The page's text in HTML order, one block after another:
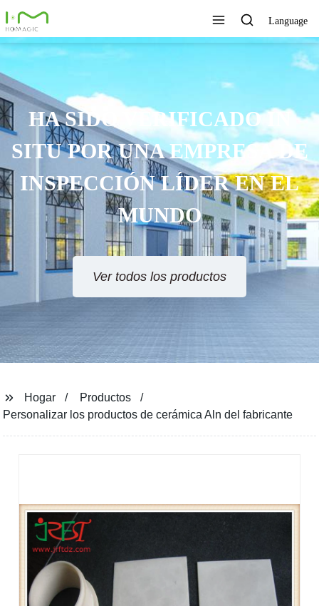
Language
HA SIDO VERIFICADO IN
SITU POR UNA EMPRESA DE
INSPECCIÓN LÍDER EN EL
MUNDO
Ver todos los productos
Hogar
Productos
Personalizar los productos de cerámica Aln del fabricante